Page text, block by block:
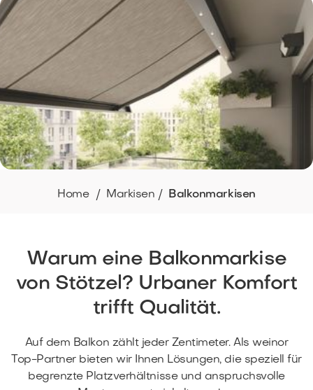
Home / Markisen / Balkonmarkisen
Warum eine Balkonmarkise
von Stötzel? Urbaner Komfort
trifft Qualität.
Auf dem Balkon zählt jeder Zentimeter. Als weinor
Top-Partner bieten wir Ihnen Lösungen, die speziell für
begrenzte Platzverhältnisse und anspruchsvolle